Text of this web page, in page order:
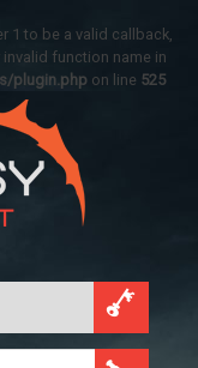
1 to be a valid callback,
function name in
plugin.php on line 525